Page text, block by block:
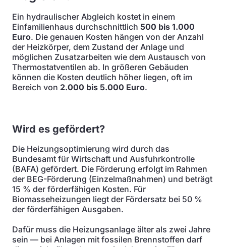
Ein hydraulischer Abgleich kostet in einem
Einfamilienhaus durchschnittlich 500 bis 1.000
Euro. Die genauen Kosten hängen von der Anzahl
der Heizkörper, dem Zustand der Anlage und
möglichen Zusatzarbeiten wie dem Austausch von
Thermostatventilen ab. In größeren Gebäuden
können die Kosten deutlich höher liegen, oft im
Bereich von 2.000 bis 5.000 Euro.
Wird es gefördert?
Die Heizungsoptimierung wird durch das
Bundesamt für Wirtschaft und Ausfuhrkontrolle
(BAFA) gefördert. Die Förderung erfolgt im Rahmen
der BEG-Förderung (Einzelmaßnahmen) und beträgt
15 % der förderfähigen Kosten. Für
Biomasseheizungen liegt der Fördersatz bei 50 %
der förderfähigen Ausgaben.
Dafür muss die Heizungsanlage älter als zwei Jahre
sein — bei Anlagen mit fossilen Brennstoffen darf